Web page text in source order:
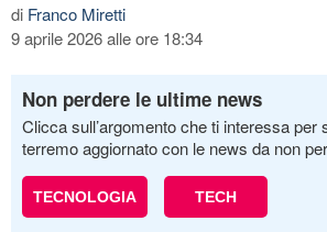
di Franco Miretti
9 aprile 2026 alle ore 18:34
Non perdere le ultime news
Clicca sull’argomento che ti interessa per
terremo aggiornato con le news da non
TECNOLOGIA TECH